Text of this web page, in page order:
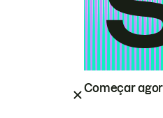
Começar